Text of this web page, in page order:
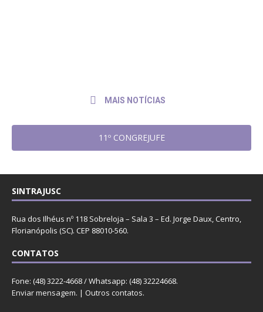
MAIS NOTÍCIAS
11º CONGREJUFE
SINTRAJUSC
Rua dos Ilhéus nº 118 Sobreloja – Sala 3 – Ed. Jorge Daux, Centro,
Florianópolis (SC). CEP 88010-560.
CONTATOS
Fone: (48) 3222-4668 / Whatsapp: (48) 32224668.
Enviar mensagem. | Outros contatos.